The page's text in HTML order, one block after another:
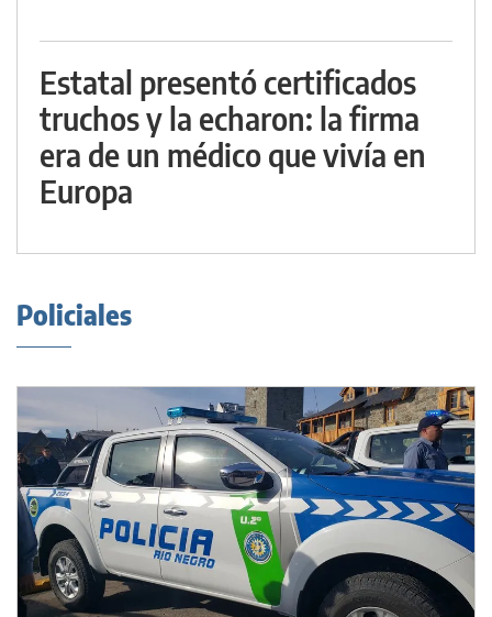
Estatal presentó certificados
truchos y la echaron: la firma
era de un médico que vivía en
Europa
Policiales